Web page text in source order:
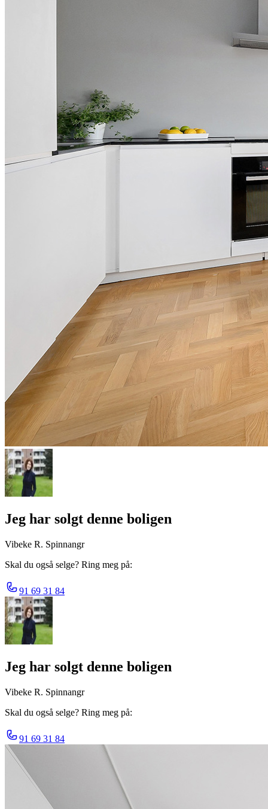
Jeg har solgt denne boligen
Vibeke R. Spinnangr
Skal du også selge? Ring meg på:
91 69 31 84
Jeg har solgt denne boligen
Vibeke R. Spinnangr
Skal du også selge? Ring meg på:
91 69 31 84